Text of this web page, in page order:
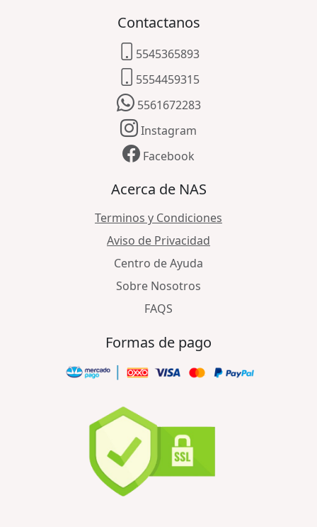
Contactanos
5545365893
5554459315
5561672283
Instagram
Facebook
Acerca de NAS
Terminos y Condiciones
Aviso de Privacidad
Centro de Ayuda
Sobre Nosotros
FAQS
Formas de pago